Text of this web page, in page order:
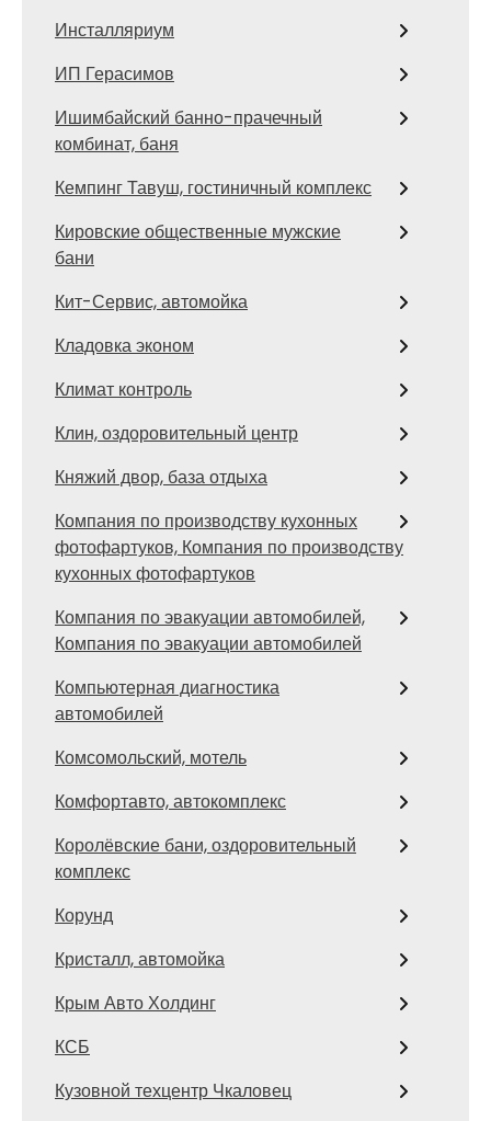
Инсталляриум
ИП Герасимов
Ишимбайский банно-прачечный
комбинат, баня
Кемпинг Тавуш, гостиничный комплекс
Кировские общественные мужские
бани
Кит-Сервис, автомойка
Кладовка эконом
Климат контроль
Клин, оздоровительный центр
Княжий двор, база отдыха
Компания по производству кухонных
фотофартуков, Компания по производству
кухонных фотофартуков
Компания по эвакуации автомобилей,
Компания по эвакуации автомобилей
Компьютерная диагностика
автомобилей
Комсомольский, мотель
Комфортавто, автокомплекс
Королёвские бани, оздоровительный
комплекс
Корунд
Кристалл, автомойка
Крым Авто Холдинг
КСБ
Кузовной техцентр Чкаловец